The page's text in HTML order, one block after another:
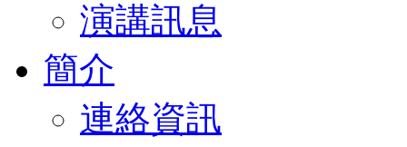
演講訊息
簡介
連絡資訊